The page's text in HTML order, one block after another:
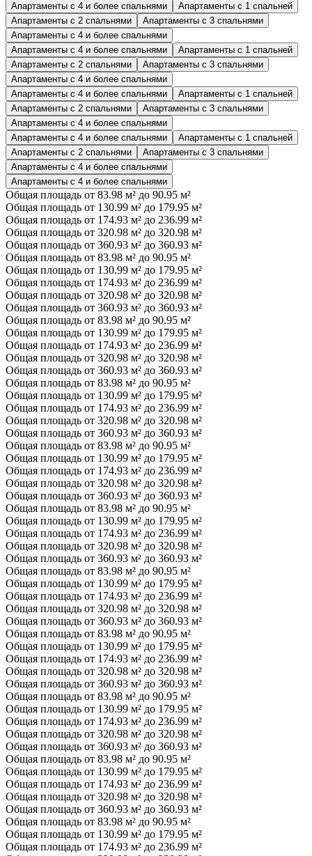
Апартаменты с 4 и более спальнями
Апартаменты с 1 спальней
Апартаменты с 2 спальнями
Апартаменты с 3 спальнями
Апартаменты с 4 и более спальнями
Апартаменты с 4 и более спальнями
Апартаменты с 1 спальней
Апартаменты с 2 спальнями
Апартаменты с 3 спальнями
Апартаменты с 4 и более спальнями
Апартаменты с 4 и более спальнями
Апартаменты с 1 спальней
Апартаменты с 2 спальнями
Апартаменты с 3 спальнями
Апартаменты с 4 и более спальнями
Апартаменты с 4 и более спальнями
Апартаменты с 1 спальней
Апартаменты с 2 спальнями
Апартаменты с 3 спальнями
Апартаменты с 4 и более спальнями
Апартаменты с 4 и более спальнями
Общая площадь от 83.98 м² до 90.95 м²
Общая площадь от 130.99 м² до 179.95 м²
Общая площадь от 174.93 м² до 236.99 м²
Общая площадь от 320.98 м² до 320.98 м²
Общая площадь от 360.93 м² до 360.93 м²
Общая площадь от 83.98 м² до 90.95 м²
Общая площадь от 130.99 м² до 179.95 м²
Общая площадь от 174.93 м² до 236.99 м²
Общая площадь от 320.98 м² до 320.98 м²
Общая площадь от 360.93 м² до 360.93 м²
Общая площадь от 83.98 м² до 90.95 м²
Общая площадь от 130.99 м² до 179.95 м²
Общая площадь от 174.93 м² до 236.99 м²
Общая площадь от 320.98 м² до 320.98 м²
Общая площадь от 360.93 м² до 360.93 м²
Общая площадь от 83.98 м² до 90.95 м²
Общая площадь от 130.99 м² до 179.95 м²
Общая площадь от 174.93 м² до 236.99 м²
Общая площадь от 320.98 м² до 320.98 м²
Общая площадь от 360.93 м² до 360.93 м²
Общая площадь от 83.98 м² до 90.95 м²
Общая площадь от 130.99 м² до 179.95 м²
Общая площадь от 174.93 м² до 236.99 м²
Общая площадь от 320.98 м² до 320.98 м²
Общая площадь от 360.93 м² до 360.93 м²
Общая площадь от 83.98 м² до 90.95 м²
Общая площадь от 130.99 м² до 179.95 м²
Общая площадь от 174.93 м² до 236.99 м²
Общая площадь от 320.98 м² до 320.98 м²
Общая площадь от 360.93 м² до 360.93 м²
Общая площадь от 83.98 м² до 90.95 м²
Общая площадь от 130.99 м² до 179.95 м²
Общая площадь от 174.93 м² до 236.99 м²
Общая площадь от 320.98 м² до 320.98 м²
Общая площадь от 360.93 м² до 360.93 м²
Общая площадь от 83.98 м² до 90.95 м²
Общая площадь от 130.99 м² до 179.95 м²
Общая площадь от 174.93 м² до 236.99 м²
Общая площадь от 320.98 м² до 320.98 м²
Общая площадь от 360.93 м² до 360.93 м²
Общая площадь от 83.98 м² до 90.95 м²
Общая площадь от 130.99 м² до 179.95 м²
Общая площадь от 174.93 м² до 236.99 м²
Общая площадь от 320.98 м² до 320.98 м²
Общая площадь от 360.93 м² до 360.93 м²
Общая площадь от 83.98 м² до 90.95 м²
Общая площадь от 130.99 м² до 179.95 м²
Общая площадь от 174.93 м² до 236.99 м²
Общая площадь от 320.98 м² до 320.98 м²
Общая площадь от 360.93 м² до 360.93 м²
Общая площадь от 83.98 м² до 90.95 м²
Общая площадь от 130.99 м² до 179.95 м²
Общая площадь от 174.93 м² до 236.99 м²